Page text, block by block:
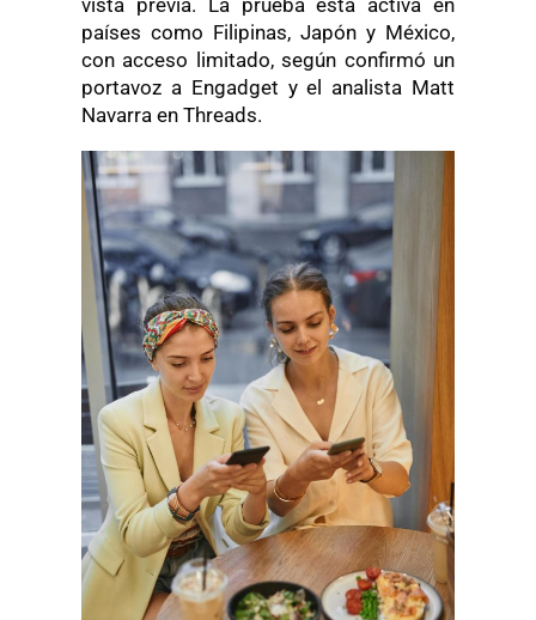
vista previa. La prueba está activa en
países como Filipinas, Japón y México,
con acceso limitado, según confirmó un
portavoz a Engadget y el analista Matt
Navarra en Threads.